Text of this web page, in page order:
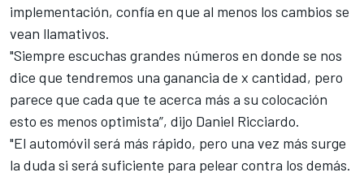
implementación, confía en que al menos los cambios se
vean llamativos.
"Siempre escuchas grandes números en donde se nos
dice que tendremos una ganancia de x cantidad, pero
parece que cada que te acerca más a su colocación
esto es menos optimista”, dijo Daniel Ricciardo.
"El automóvil será más rápido, pero una vez más surge
la duda si será suficiente para pelear contra los demás.